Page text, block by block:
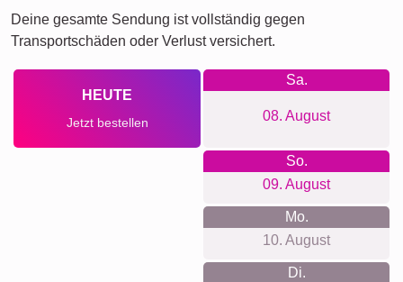
Deine gesamte Sendung ist vollständig gegen
Transportschäden oder Verlust versichert.
HEUTE
Jetzt bestellen
Sa.
08. August
So.
09. August
Mo.
10. August
Di.